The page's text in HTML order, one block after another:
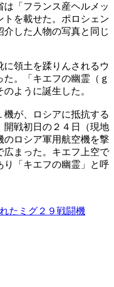
は「フランス産ヘルメッ
トを載せた。ポロシェン
した人物の写真と同じ
領土を蹂りんされるウ
。「キエフの幽霊（ｇ
ように誕生した。
が、ロシアに抵抗する
開戦初日の２４日（現地
のロシア軍用航空機を撃
広まった。キエフ上空で
り「キエフの幽霊」と呼
たミグ２９戦闘機